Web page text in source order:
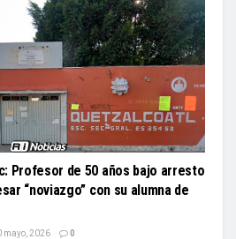
Profesor de 50 años bajo arresto
“noviazgo” con su alumna de
mayo, 2026 0